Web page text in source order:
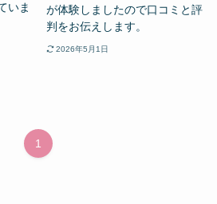
いま
が体験しましたので口コミと評
判をお伝えします。
2026年5月1日
1